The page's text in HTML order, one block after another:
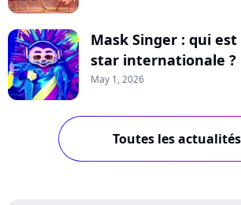
Mask Singer : qui
star internationale ?
May 1, 2026
Toutes les actualités